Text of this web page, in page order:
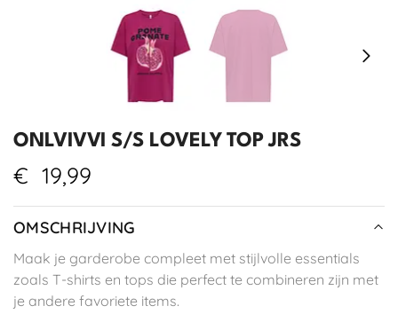
ONLVIVVI S/S LOVELY TOP JRS
€ 19,99
OMSCHRIJVING
Maak je garderobe compleet met stijlvolle essentials
zoals T-shirts en tops die perfect te combineren zijn met
je andere favoriete items.